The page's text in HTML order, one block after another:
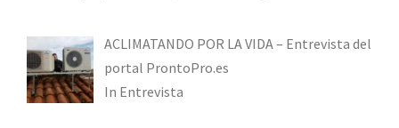
ACLIMATANDO POR LA VIDA – Entrevista del
portal ProntoPro.es
In Entrevista